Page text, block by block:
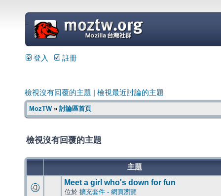
=
登入 註冊
檢視沒有回覆的主題 檢視最近討論的主題
MozTW» 討論區首頁
檢視沒有回覆的主題
主題
Meet a girl who's down for fun
位於 擴充套件 - 網頁瀏覽